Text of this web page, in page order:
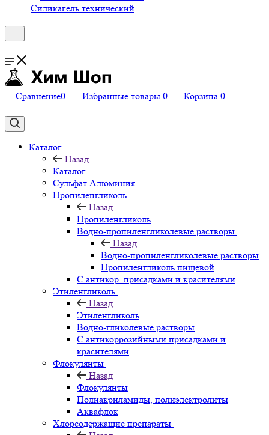
Силикагель технический
Сравнение0 Избранные товары 0 Корзина 0
Каталог
Назад
Каталог
Сульфат Алюминия
Пропиленгликоль
Назад
Пропиленгликоль
Водно-пропиленгликолевые растворы
Назад
Водно-пропиленгликолевые растворы
Пропиленгликоль пищевой
С антикор. присадками и красителями
Этиленгликоль
Назад
Этиленгликоль
Водно-гликолевые растворы
С антикоррозийными присадками и
красителями
Флокулянты
Назад
Флокулянты
Полиакриламиды, полиэлектролиты
Аквафлок
Хлорсодержащие препараты